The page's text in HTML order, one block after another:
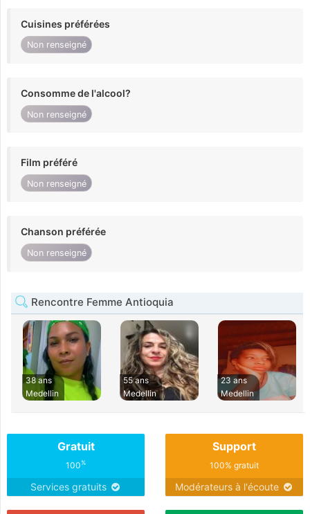
Cuisines préférées
Non renseigné
Consomme de l'alcool?
Non renseigné
Film préféré
Non renseigné
Chanson préférée
Non renseigné
Rencontre Femme Antioquia
38 ans
Medellin
55 ans
Medellin
23 ans
Medellin
Gratuit
100%
Services gratuits
Support
100% gratuit
Modérateurs à l'écoute